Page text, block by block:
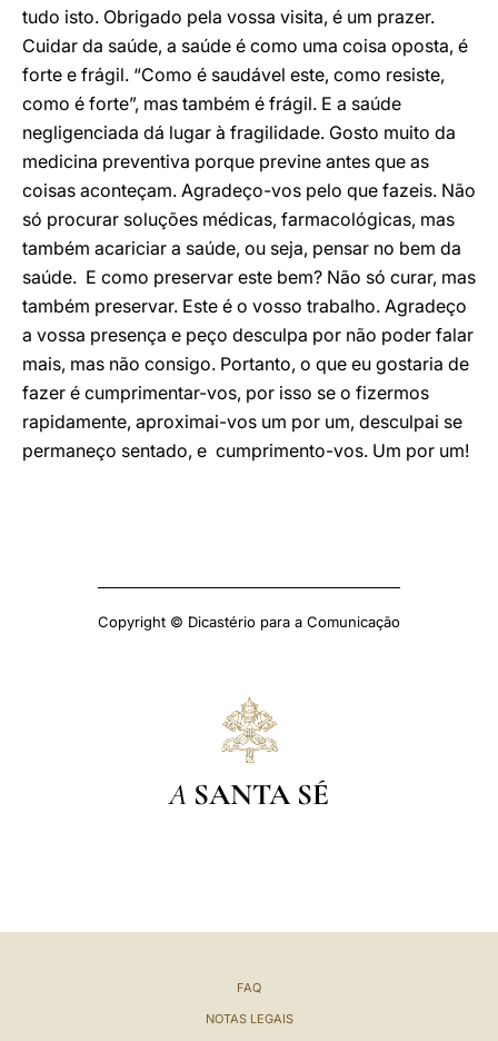
tudo isto. Obrigado pela vossa visita, é um prazer.
Cuidar da saúde, a saúde é como uma coisa oposta, é
forte e frágil. “Como é saudável este, como resiste,
como é forte”, mas também é frágil. E a saúde
negligenciada dá lugar à fragilidade. Gosto muito da
medicina preventiva porque previne antes que as
coisas aconteçam. Agradeço-vos pelo que fazeis. Não
só procurar soluções médicas, farmacológicas, mas
também acariciar a saúde, ou seja, pensar no bem da
saúde. E como preservar este bem? Não só curar, mas
também preservar. Este é o vosso trabalho. Agradeço
a vossa presença e peço desculpa por não poder falar
mais, mas não consigo. Portanto, o que eu gostaria de
fazer é cumprimentar-vos, por isso se o fizermos
rapidamente, aproximai-vos um por um, desculpai se
permaneço sentado, e cumprimento-vos. Um por um!
Copyright © Dicastério para a Comunicação
A SANTA SÉ
FAQ
NOTAS LEGAIS